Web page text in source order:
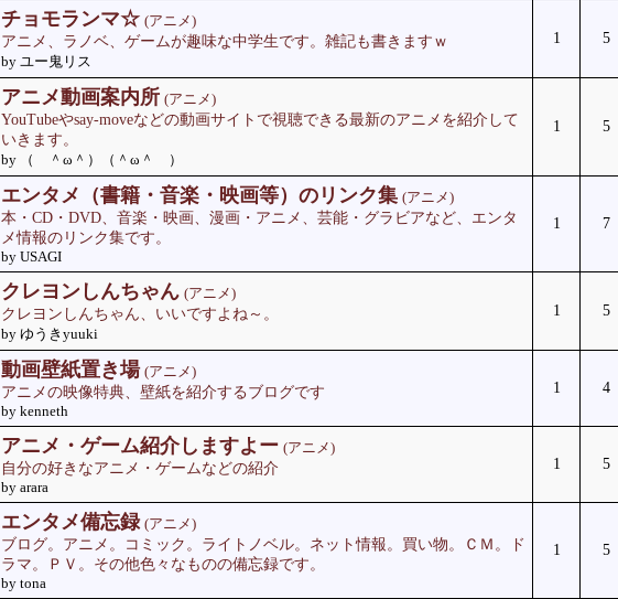
チョモランマ☆ (アニメ)
アニメ、ラノベ、ゲームが趣味な中学生です。雑記も書きますｗ
by ユー鬼リス
1 5
アニメ動画案内所 (アニメ)
YouTubeやsay-moveなどの動画サイトで視聴できる最新のアニメを紹介して
いきます。
by （ ＾ω＾）（＾ω＾ ）
1 5
エンタメ（書籍・音楽・映画等）のリンク集 (アニメ)
本・CD・DVD、音楽・映画、漫画・アニメ、芸能・グラビアなど、エンタ
メ情報のリンク集です。
by USAGI
1 7
クレヨンしんちゃん (アニメ)
クレヨンしんちゃん、いいですよね～。
by ゆうきyuuki
1 5
動画壁紙置き場 (アニメ)
アニメの映像特典、壁紙を紹介するブログです
by kenneth
1 4
アニメ・ゲーム紹介しますよー (アニメ)
自分の好きなアニメ・ゲームなどの紹介
by arara
1 5
エンタメ備忘録 (アニメ)
ブログ。アニメ。コミック。ライトノベル。ネット情報。買い物。ＣＭ。ド
ラマ。ＰＶ。その他色々なものの備忘録です。
by tona
1 5